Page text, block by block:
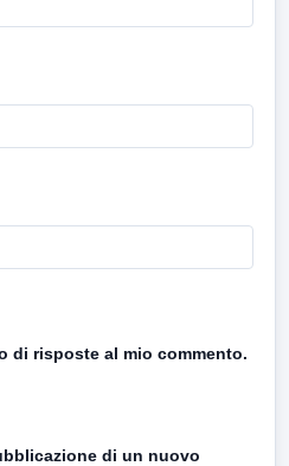
di risposte al mio commento.
di un nuovo